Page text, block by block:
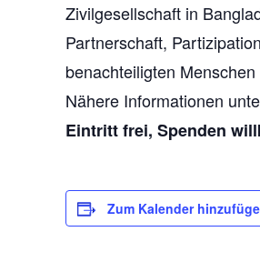
Zivilgesellschaft in
Partnerschaft,
benachteiligten
Nähere Informationen
Eintritt frei, Spenden
Zum Kalender